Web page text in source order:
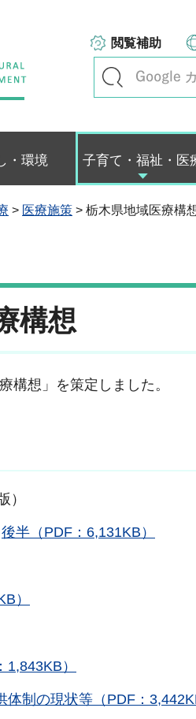
閲覧補助
・環境 子育て・福祉・医
> 医療施策 > 栃木県地域医療構
構想
想」を策定しました。
）
後半（PDF：6,131KB）
）
）
制の現状等（PDF：